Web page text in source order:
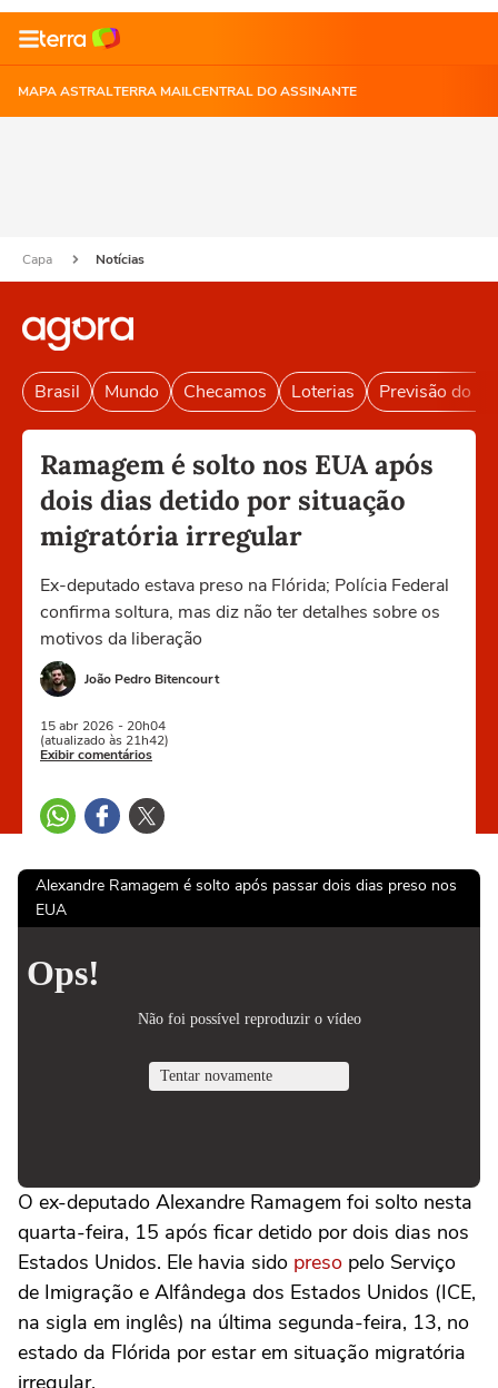
MAPA ASTRALTERRA MAILCENTRAL DO ASSINANTE
Capa Notícias
Brasil Mundo Checamos Loterias Previsão do
Ramagem é solto nos EUA após
dois dias detido por situação
migratória irregular
Ex-deputado estava preso na Flórida; Polícia Federal
confirma soltura, mas diz não ter detalhes sobre os
motivos da liberação
João Pedro Bitencourt
15 abr 2026 - 20h04
(atualizado às 21h42)
Exibir comentários
Alexandre Ramagem é solto após passar dois dias preso nos
EUA
O ex-deputado Alexandre Ramagem foi solto nesta
quarta-feira, 15 após ficar detido por dois dias nos
Estados Unidos. Ele havia sido preso pelo Serviço
de Imigração e Alfândega dos Estados Unidos (ICE,
na sigla em inglês) na última segunda-feira, 13, no
estado da Flórida por estar em situação migratória
irregular.